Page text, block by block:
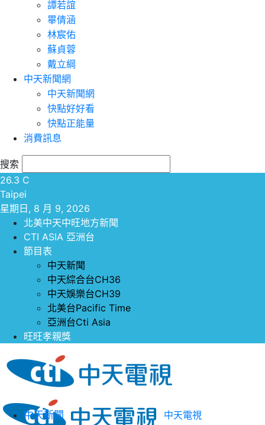
譚若誼
畢倩涵
林宸佑
蘇貞蓉
戴立綱
中天新聞網
中天新聞網
快點好好看
快點正能量
消費訊息
搜索
26.3 C
Taipei
星期日, 8 月 9, 2026
北美中天中旺地方新聞
CTI ASIA 亞洲台
節目表
中天新聞
中天綜合台CH36
中天娛樂台CH39
北美台Pacific Time
亞洲台Cti Asia
旺旺孝親獎
中天電視
中天新聞